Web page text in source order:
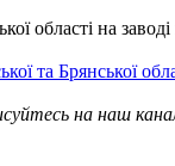
області на
та Брянської
на наш